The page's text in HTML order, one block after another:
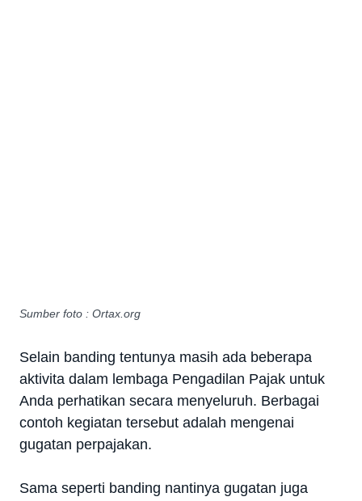
Sumber foto : Ortax.org
Selain banding tentunya masih ada beberapa
aktivita dalam lembaga Pengadilan Pajak untuk
Anda perhatikan secara menyeluruh. Berbagai
contoh kegiatan tersebut adalah mengenai
gugatan perpajakan.
Sama seperti banding nantinya gugatan juga